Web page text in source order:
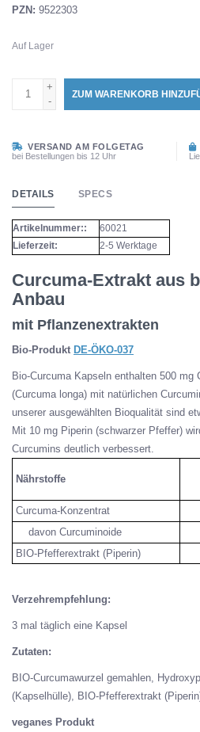
PZN: 9522303
Auf Lager
+
-
ZUM WARENKORB
VERSAND AM FOLGETAG
bei Bestellungen bis 12 Uhr
DETAILS SPECS
Artikelnummer::
60021
Lieferzeit:
2-5 Werktage
Curcuma-Extrakt aus
Anbau
mit Pflanzenextrakten
Bio-Produkt DE-ÖKO-037
Bio-Curcuma Kapseln enthalten 500 mg
(Curcuma longa) mit natürlichen
unserer ausgewählten Bioqualität sind
Mit 10 mg Piperin (schwarzer Pfeffer)
Curcumins deutlich verbessert.
Nährstoffe
Curcuma-Konzentrat
davon Curcuminoide
BIO-Pfefferextrakt (Piperin)
Verzehrempfehlung:
3 mal täglich eine Kapsel
Zutaten:
BIO-Curcumawurzel gemahlen,
(Kapselhülle), BIO-Pfefferextrakt
veganes Produkt